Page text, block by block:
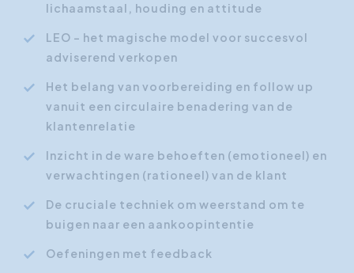
lichaamstaal, houding en attitude
LEO - het magische model voor succesvol
adviserend verkopen
Het belang van voorbereiding en follow up
vanuit een circulaire benadering van de
klantenrelatie
Inzicht in de ware behoeften (emotioneel) en
verwachtingen (rationeel) van de klant
De cruciale techniek om weerstand om te
buigen naar een aankoopintentie
Oefeningen met feedback